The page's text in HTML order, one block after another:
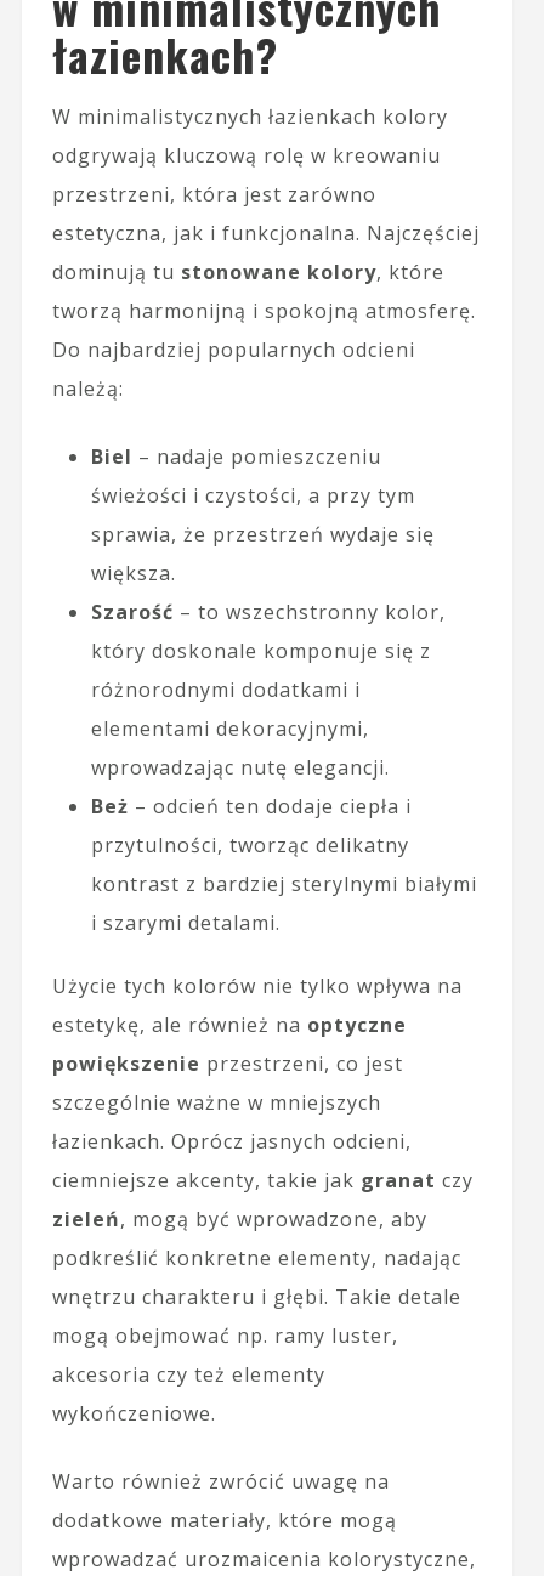
łazienkach?
W minimalistycznych łazienkach kolory
odgrywają kluczową rolę w kreowaniu
przestrzeni, która jest zarówno
estetyczna, jak i funkcjonalna. Najczęściej
dominują tu stonowane kolory, które
tworzą harmonijną i spokojną atmosferę.
Do najbardziej popularnych odcieni
należą:
Biel – nadaje pomieszczeniu
świeżości i czystości, a przy tym
sprawia, że przestrzeń wydaje się
większa.
Szarość – to wszechstronny kolor,
który doskonale komponuje się z
różnorodnymi dodatkami i
elementami dekoracyjnymi,
wprowadzając nutę elegancji.
Beż – odcień ten dodaje ciepła i
przytulności, tworząc delikatny
kontrast z bardziej sterylnymi białymi
i szarymi detalami.
Użycie tych kolorów nie tylko wpływa na
estetykę, ale również na optyczne
powiększenie przestrzeni, co jest
szczególnie ważne w mniejszych
łazienkach. Oprócz jasnych odcieni,
ciemniejsze akcenty, takie jak granat czy
zieleń, mogą być wprowadzone, aby
podkreślić konkretne elementy, nadając
wnętrzu charakteru i głębi. Takie detale
mogą obejmować np. ramy luster,
akcesoria czy też elementy
wykończeniowe.
Warto również zwrócić uwagę na
dodatkowe materiały, które mogą
wprowadzać urozmaicenia kolorystyczne,